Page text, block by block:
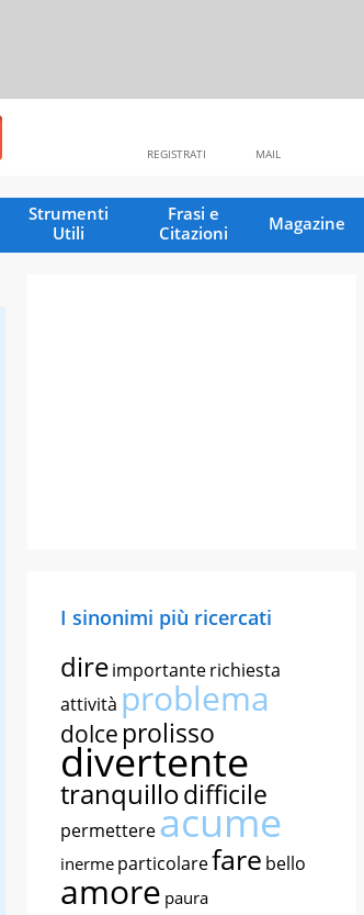
MAIL
REGISTRATI
Strumenti
Utili
Frasi e
Citazioni
Magazine
I sinonimi più ricercati
direimportanterichiesta
attività problema
dolce prolisso
divertente
tranquillodifficile
permettereacume
inerme particolarefare bello
amore paura